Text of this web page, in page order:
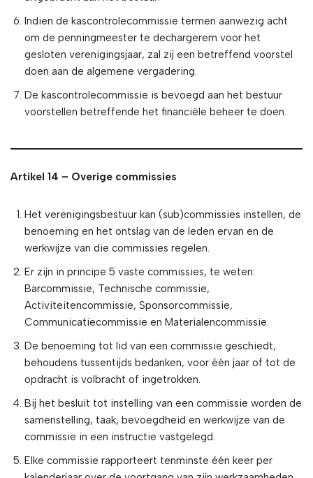
Indien de kascontrolecommissie termen aanwezig acht
om de penningmeester te dechargerem voor het
gesloten verenigingsjaar, zal zij een betreffend voorstel
doen aan de algemene vergadering.
De kascontrolecommissie is bevoegd aan het bestuur
voorstellen betreffende het financiële beheer te doen.
Artikel 14 – Overige commissies
Het verenigingsbestuur kan (sub)commissies instellen, de
benoeming en het ontslag van de leden ervan en de
werkwijze van die commissies regelen.
Er zijn in principe 5 vaste commissies, te weten:
Barcommissie, Technische commissie,
Activiteitencommissie, Sponsorcommissie,
Communicatiecommissie en Materialencommissie.
De benoeming tot lid van een commissie geschiedt,
behoudens tussentijds bedanken, voor één jaar of tot de
opdracht is volbracht of ingetrokken.
Bij het besluit tot instelling van een commissie worden de
samenstelling, taak, bevoegdheid en werkwijze van de
commissie in een instructie vastgelegd.
Elke commissie rapporteert tenminste één keer per